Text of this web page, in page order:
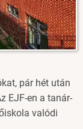
pár hét után
EJF-en a tanár-
valódi